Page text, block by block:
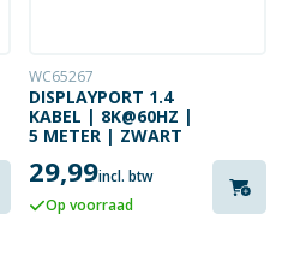
WC65267
DISPLAYPORT 1.4
KABEL | 8K@60HZ |
5 METER | ZWART
29,99incl. btw
Op voorraad